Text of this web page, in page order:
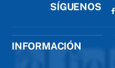
SÍGUENOS
INFORMACIÓN